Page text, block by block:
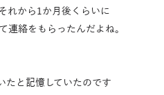
れから1か月後くらいに
連絡をもらったんだよね。
たと記憶していたのです